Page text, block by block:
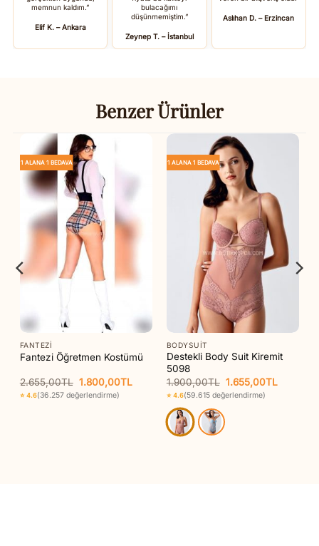
memnun kaldım.”
Elif K. – Ankara
bulacağımı
düşünmemiştim.”
Zeynep T. – İstanbul
Aslıhan D. – Erzincan
Benzer Ürünler
1 ALANA 1 BEDAVA
FANTEZI
Fantezi Öğretmen Kostümü
2.655,00TL Orijinal
fiyat:
2.655,00TL.
1.800,00TL
1.800,00TL.
⭐ 4.6(36.257 değerlendirme)
1 ALANA 1 BEDAVA
BODYSUIT
Destekli Body Suit Kiremit
5098
1.900,00TL Orijinal
fiyat:
1.900,00TL.
1.655,00TL
⭐ 4.6(59.615 değerlendirme)